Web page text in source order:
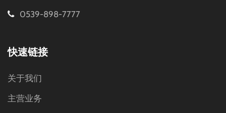
0539-898-7777
快速链接
关于我们
主营业务